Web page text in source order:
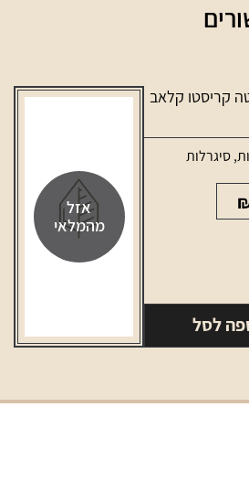
קריסטו קלאב
,סיגרלות
לסל
אזל
מהמלאי